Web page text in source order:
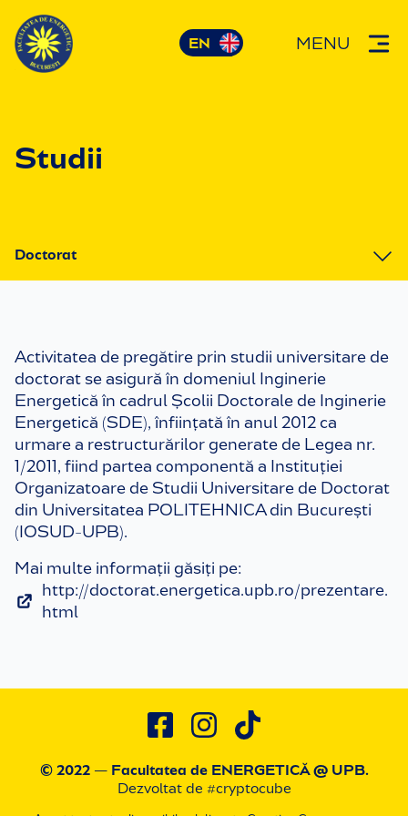
MENU
Studii
Doctorat
3. Doctorat
Activitatea de pregătire prin studii universitare de
doctorat se asigură în domeniul Inginerie
Energetică în cadrul Școlii Doctorale de Inginerie
Energetică (SDE), înființată în anul 2012 ca
urmare a restructurărilor generate de Legea nr.
1/2011, fiind partea componentă a Instituției
Organizatoare de Studii Universitare de Doctorat
din Universitatea POLITEHNICA din București
(IOSUD-UPB).
Mai multe informații găsiți pe:
http://doctorat.energetica.upb.ro/prezentare.
html
© 2022 — Facultatea de ENERGETICĂ@ UPB.
Dezvoltat de #cryptocube